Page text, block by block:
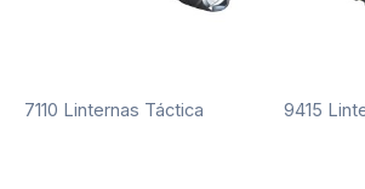
7110 Linternas Táctica 9415